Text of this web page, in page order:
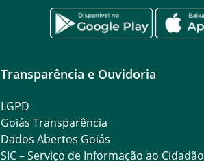
Transparência e Ouvidoria
LGPD
Goiás Transparência
Dados Abertos Goiás
SIC – Serviço de Informação ao Cidadão